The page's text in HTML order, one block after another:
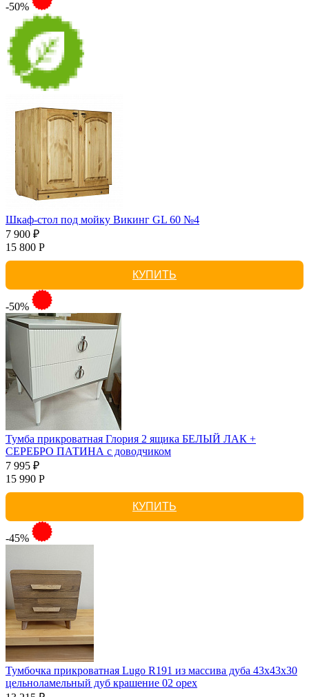
-50%
Шкаф-стол под мойку Викинг GL 60 №4
7 900 ₽
15 800 Р
КУПИТЬ
-50%
Тумба прикроватная Глория 2 ящика БЕЛЫЙ ЛАК +
СЕРЕБРО ПАТИНА с доводчиком
7 995 ₽
15 990 Р
КУПИТЬ
-45%
Тумбочка прикроватная Lugo R191 из массива дуба 43х43х30
цельноламельный дуб крашение 02 орех